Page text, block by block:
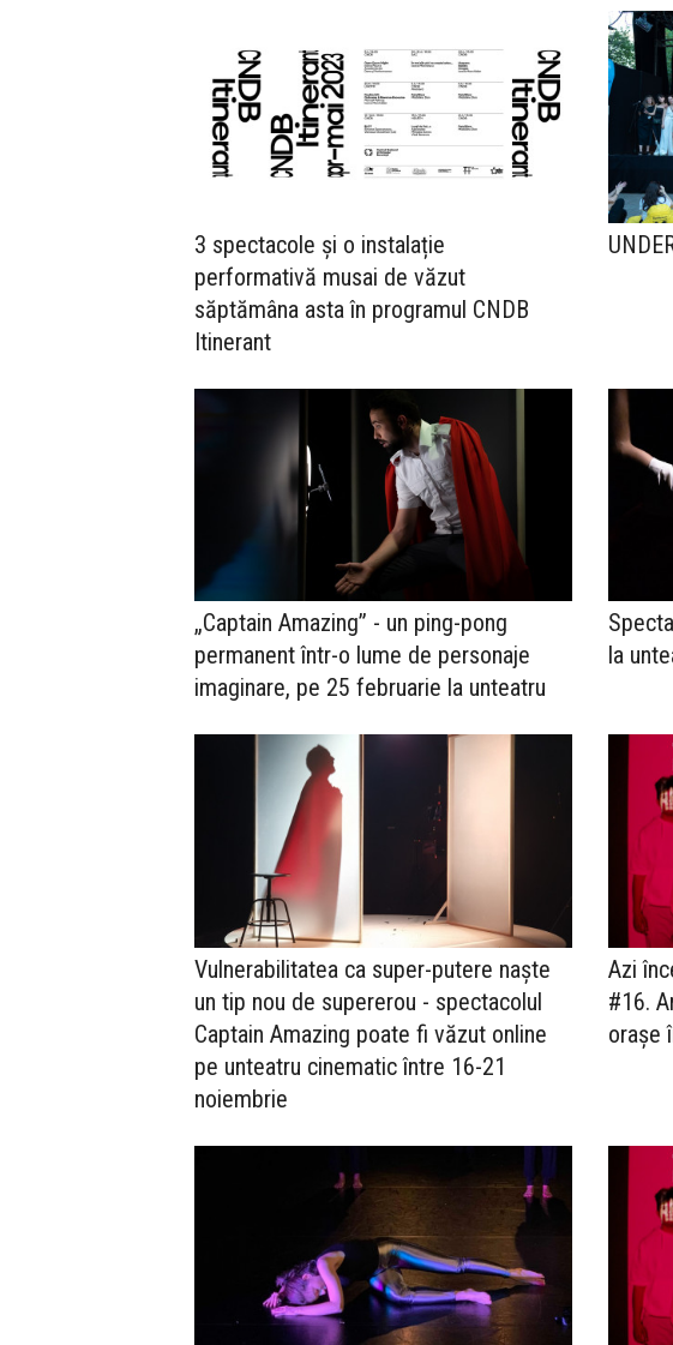
3 spectacole și o instalație
performativă musai de văzut
săptămâna asta în programul CNDB
Itinerant
„Captain Amazing” - un ping-pong
permanent într-o lume de personaje
imaginare, pe 25 februarie la unteatru
la
Vulnerabilitatea ca super-putere naște
un tip nou de supererou - spectacolul
Captain Amazing poate fi văzut online
pe unteatru cinematic între 16-21
noiembrie
Azi
#16.
orașe